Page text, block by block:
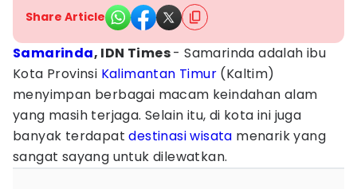
Share Article
Samarinda, IDN Times- Samarinda adalah ibu
Kota Provinsi Kalimantan Timur (Kaltim)
menyimpan berbagai macam keindahan alam
yang masih terjaga. Selain itu, di kota ini juga
banyak terdapatdestinasiwisata menarik yang
sangat sayang untuk dilewatkan.